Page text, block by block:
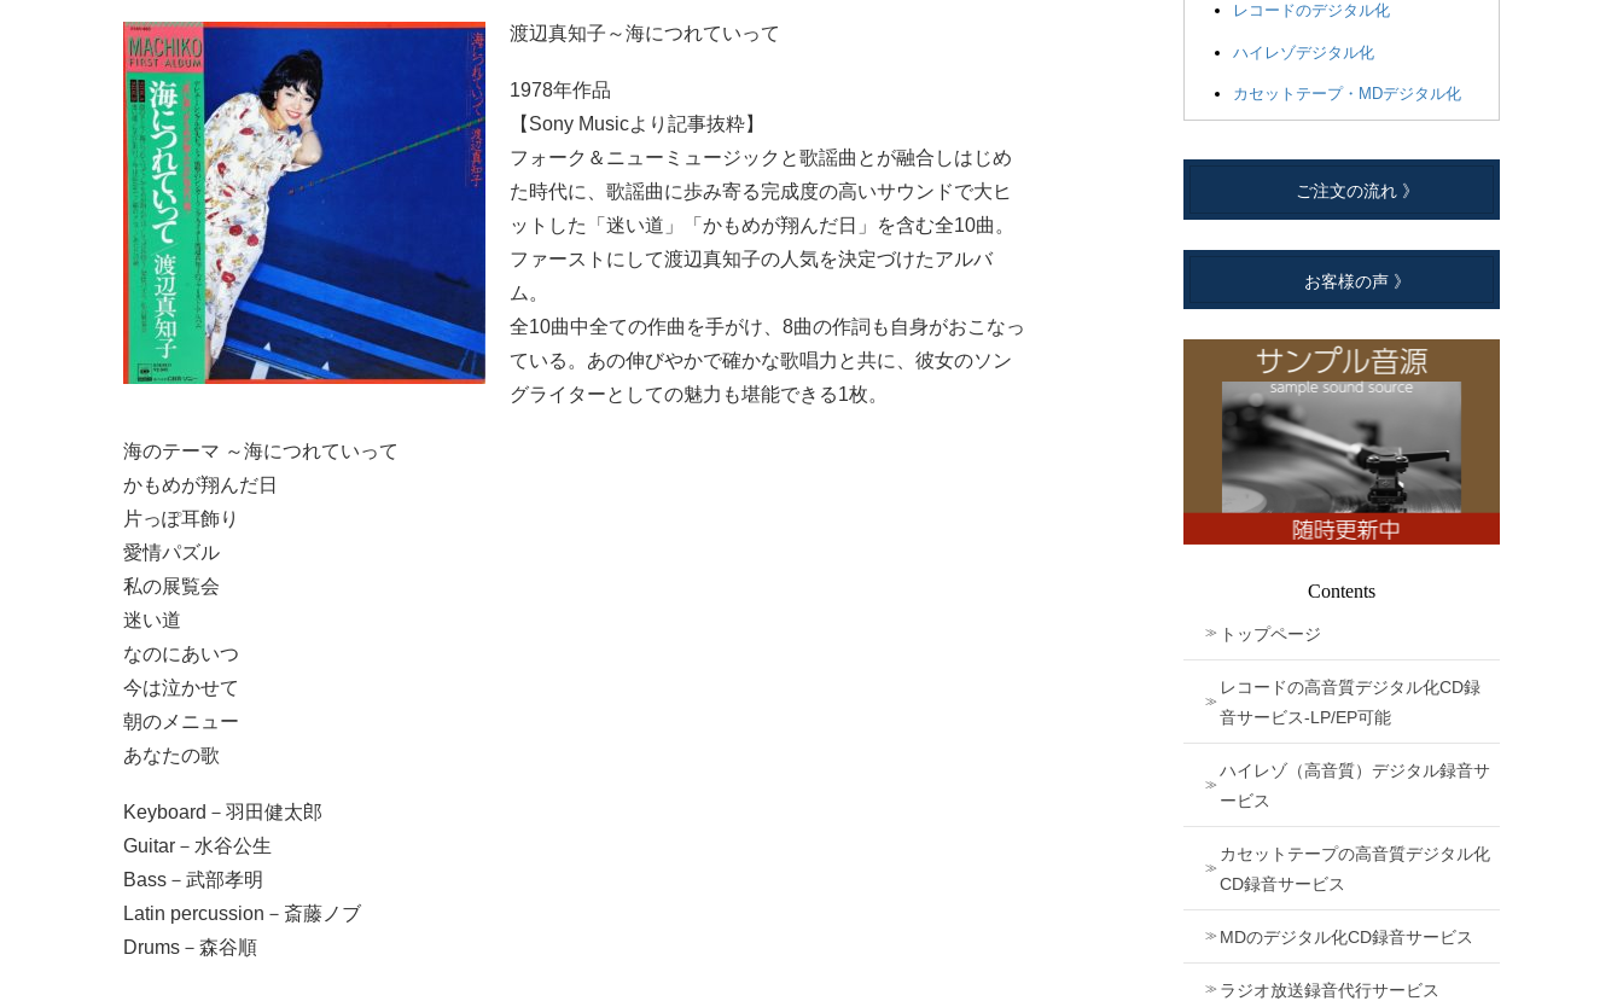
渡辺真知子～海につれていって
1978年作品
【Sony Musicより記事抜粋】
フォーク＆ニューミュージックと歌謡曲とが融合しはじめ
た時代に、歌謡曲に歩み寄る完成度の高いサウンドで大ヒ
ットした「迷い道」「かもめが翔んだ日」を含む全10曲。
ファーストにして渡辺真知子の人気を決定づけたアルバ
ム。
全10曲中全ての作曲を手がけ、8曲の作詞も自身がおこなっ
ている。あの伸びやかで確かな歌唱力と共に、彼女のソン
グライターとしての魅力も堪能できる1枚。
海のテーマ ～海につれていって
かもめが翔んだ日
片っぽ耳飾り
愛情パズル
私の展覧会
迷い道
なのにあいつ
今は泣かせて
朝のメニュー
あなたの歌
Keyboard－羽田健太郎
Guitar－水谷公生
Bass－武部孝明
Latin percussion－斎藤ノブ
Drums－森谷順
レコードのデジタル化
ハイレゾデジタル化
カセットテープ・MDデジタル化
ご注文の流れ 》
お客様の声 》
Contents
トップページ
レコードの高音質デジタル化CD録
音サービス-LP/EP可能
ハイレゾ（高音質）デジタル録音サ
ービス
カセットテープの高音質デジタル化
CD録音サービス
MDのデジタル化CD録音サービス
ラジオ放送録音代行サービス